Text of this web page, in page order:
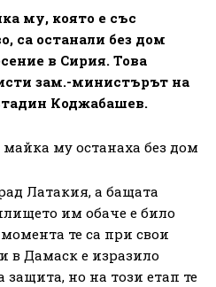
му, която е със
са останали без дом
в Сирия. Това
зам.-министърът на
Коджабашев.
Латакия, а бащата
им обаче е било
те са при свои
в Дамаск е изразило
защита, но на този етап те